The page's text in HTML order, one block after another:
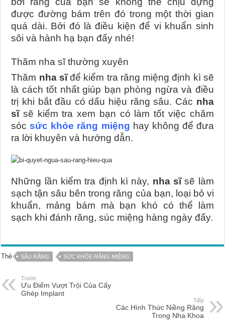
được đường bám trên đó trong một thời gian
quá dài. Bởi đó là điều kiện để vi khuẩn sinh
sôi và hành hạ bạn đấy nhé!
Thăm nha sĩ thường xuyên
Thăm nha sĩđể kiểm tra răng miệng định kì sẽ
là cách tốt nhất giúp bạn phòng ngừa và điều
trị khi bắt đầu có dấu hiệu răng sâu. Các nha
sĩsẽ kiểm tra xem bạn có làm tốt việc chăm
sócsức khỏe răng miệng hay không để đưa
ra lời khuyên và hướng dẫn.
Những lần kiểm tra định kì này, nha sĩsẽ làm
sạch tận sâu bên trong răng của bạn, loại bỏ vi
khuẩn, mảng bám mà bạn khó có thể làm
sạch khi đánh răng, súc miệng hàng ngày đấy.
Thẻ SÂU RĂNG SỨC KHỎE RĂNG MIỆNG
Trước
Ưu Điểm Vượt Trội Của Cấy
Ghép Implant
Tiếp
Các Hình Thức Niềng Răng
Trong Nha Khoa